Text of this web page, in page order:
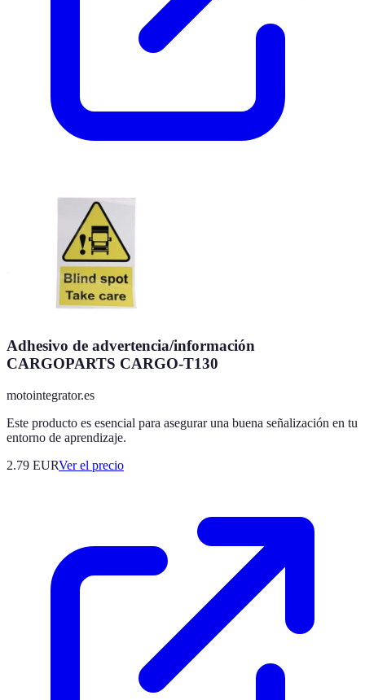
Adhesivo de advertencia/información
CARGOPARTS CARGO-T130
motointegrator.es
Este producto es esencial para asegurar una buena señalización en tu
entorno de aprendizaje.
2.79 EURVer el precio